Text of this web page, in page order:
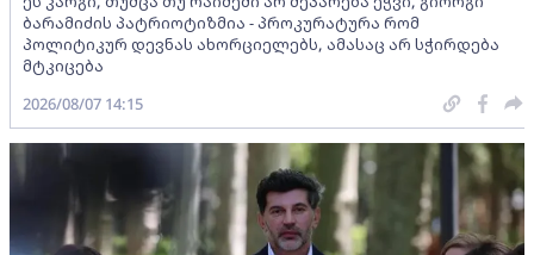
ბარამიძის პატრიოტიზმია - პროკურატურა რომ
პოლიტიკურ დევნას ახორციელებს, ამასაც არ სჭირდება
მტკიცება
2026/08/07 14:15